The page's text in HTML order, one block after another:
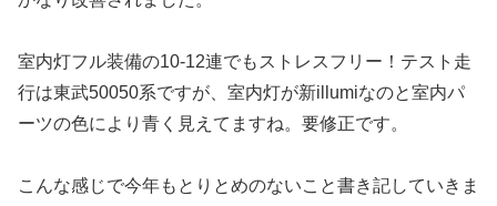
室内灯フル装備の10-12連でもストレスフリー！テスト走
行は東武50050系ですが、室内灯が新illumiなのと室内パ
ーツの色により青く見えてますね。要修正です。
こんな感じで今年もとりとめのないこと書き記していきま